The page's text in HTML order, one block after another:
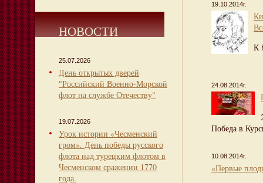
НОВОСТИ
25.07.2026
День открытых дверей
"Российский Военно-Морской
флот на службе Отечеству"
19.07.2026
Урок истории «Чесменский
гром». День победы русского
флота над турецким флотом в
Чесменском сражении 1770
года.
19.10.2014г.
К
24.08.2014г.
Победа в
10.08.2014г.
«Первые